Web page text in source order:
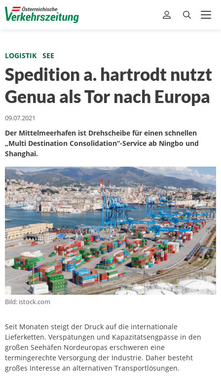
LOGISTIK SEE
Spedition a. hartrodt nutzt
Genua als Tor nach Europa
09.07.2021
Der Mittelmeerhafen ist Drehscheibe für einen schnellen
„Multi Destination Consolidation“-Service ab Ningbo und
Shanghai.
Bild: istock.com
Seit Monaten steigt der Druck auf die internationale
Lieferketten. Verspätungen und Kapazitätsengpässe in den
großen Seehäfen Nordeuropas erschweren eine
termingerechte Versorgung der Industrie. Daher besteht
großes Interesse an alternativen Transportlösungen.